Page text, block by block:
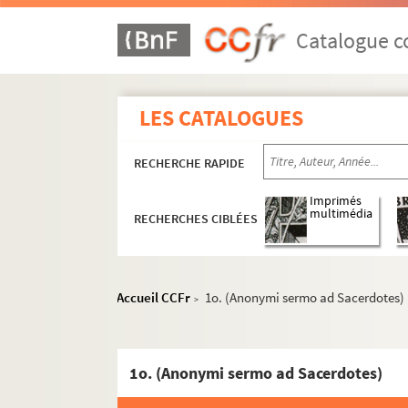
Catalogue
LES CATALOGUES
RECHERCHE RAPIDE
RECHERCHES CIBLÉES
Imprimés
multimédia
Accueil CCFr > 1o. (Anonymi sermo ad Sacerdotes)
1o. (Anonymi sermo ad Sacerdotes)
2218. Quatre lettres originales de M. de
2219. Trois lettres originales de M. de
2221. Quatre lettres originales de M. de
2222. Huit lettres originales de M. de Sacy
2223. Quatre lettres originales de M. de
2224. Six lettres originales de M. de Sacy
2225. Cinq lettres originales de M. de Sacy
2226. [Recueil] contenant soixante et
2230. [Recueil de lettres]
2231. [Recueil] contenant vingt-deux lettres